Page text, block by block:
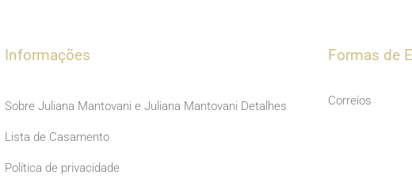
b
o
a
r
Informações
Sobre Juliana Mantovani e Juliana Mantovani Detalhes
Lista de Casamento
Política de privacidade
Formas de
Correios